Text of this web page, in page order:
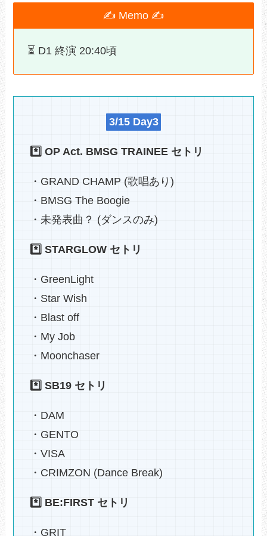
✍ Memo ✍
⏳️ D1 終演 20:40頃
3/15 Day3
*️⃣ OP Act. BMSG TRAINEE セトリ
・GRAND CHAMP (歌唱あり)
・BMSG The Boogie
・未発表曲？ (ダンスのみ)
*️⃣ STARGLOW セトリ
・GreenLight
・Star Wish
・Blast off
・My Job
・Moonchaser
*️⃣ SB19 セトリ
・DAM
・GENTO
・VISA
・CRIMZON (Dance Break)
*️⃣ BE:FIRST セトリ
・GRIT